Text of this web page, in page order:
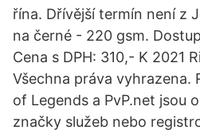
řína. Dřívější termín není z
na černé - 220 gsm.
Cena s DPH: 310,- K 2021
Všechna práva vyhrazena.
of Legends a PvP.net jsou
značky služeb nebo